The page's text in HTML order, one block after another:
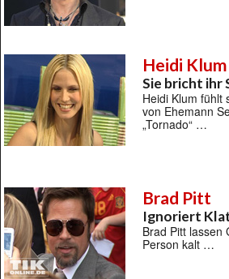
Heidi Klum
Sie bricht ihr
Heidi Klum fühlt
von Ehemann
„Tornado“ …
Brad Pitt
Ignoriert
Brad Pitt lassen
Person kalt …